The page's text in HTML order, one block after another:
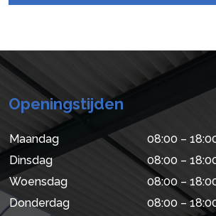
Openingstijden
Maandag
08:00 –
Dinsdag
08:00 –
Woensdag
08:00 –
Donderdag
08:00 –